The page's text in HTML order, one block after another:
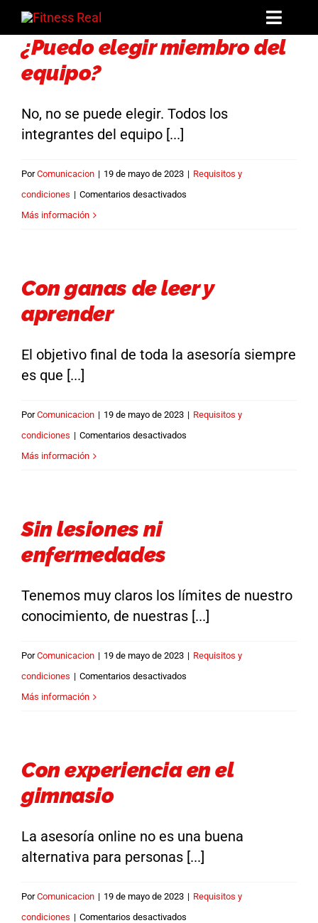
Saltar
contenido
Libros
La Hermandad
¿Puedo elegir miembro del
equipo?
No, no se puede elegir. Todos los
integrantes del equipo [...]
PorComunicacion | 19 de mayo de 2023 | Requisitos y
condiciones | Comentarios desactivados
equipo?
Más información
Con ganas de leer y
aprender
El objetivo final de toda la asesoría siempre
es que [...]
PorComunicacion | 19 de mayo de 2023 | Requisitos y
condiciones | Comentarios desactivados
Más información
Sin lesiones ni
enfermedades
Tenemos muy claros los límites de nuestro
conocimiento, de nuestras [...]
PorComunicacion | 19 de mayo de 2023 | Requisitos y
condiciones | Comentarios desactivados
Más información
Con experiencia en el
gimnasio
La asesoría online no es una buena
alternativa para personas [...]
PorComunicacion | 19 de mayo de 2023 | Requisitos y
condiciones | Comentarios desactivados